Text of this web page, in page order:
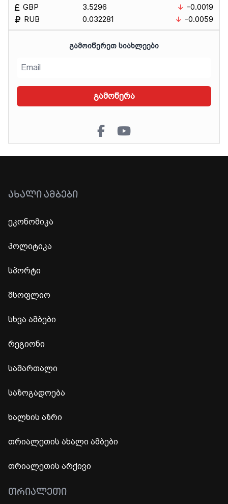
GBP
RUB
3.5296
0.032281
-0.0019
-0.0059
ᲒᲐᲛᲝᲘᲬᲔᲠᲔᲗ ᲡᲘᲐᲮᲚᲔᲔᲑᲘ
გამოწერა
ᲐᲮᲐᲚᲘ ᲐᲛᲑᲔᲑᲘ
ეკონომიკა
პოლიტიკა
სპორტი
მსოფლიო
სხვა ამბები
რეგიონი
სამართალი
საზოგადოება
ხალხის აზრი
თრიალეთის ახალი ამბები
თრიალეთის არქივი
ᲗᲠᲘᲐᲚᲔᲗᲘ